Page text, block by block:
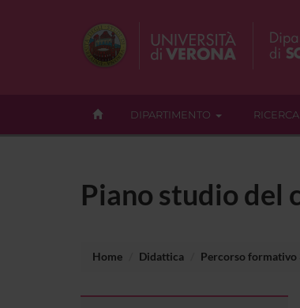
DIPARTIMENTO RICERCA
Piano studio del
Home Didattica Percorso formativo